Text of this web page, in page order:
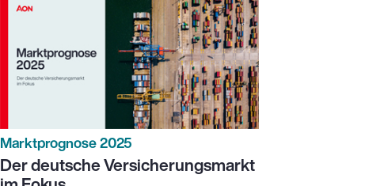
Marktprognose 2025
Der deutsche Versicherungsmarkt